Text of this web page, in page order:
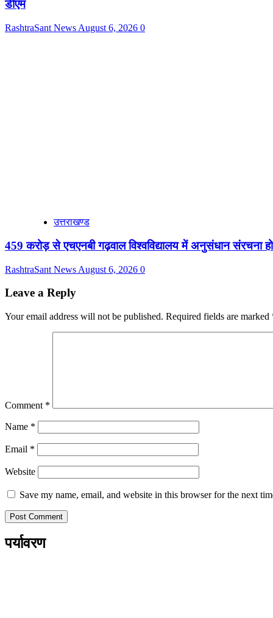
डीएम
RashtraSant News August 6, 2026 0
उत्तराखण्ड
459 करोड़ से एचएनबी गढ़वाल विश्वविद्यालय में अनुसंधान संरचना
RashtraSant News August 6, 2026 0
Leave a Reply
Your email address will not be published. Required fields are marked
Comment *
Name *
Email *
Website
Save my name, email, and website in this browser for the next
पर्यावरण